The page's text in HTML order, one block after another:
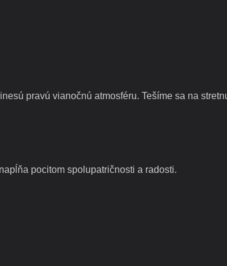
pravú vianočnú atmosféru. Tešíme sa na
pocitom spolupatričnosti a radosti.